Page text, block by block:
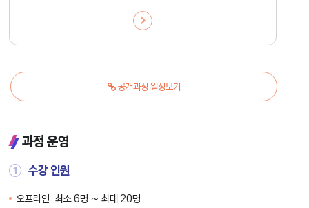
공개과정 일정보기
과정 운영
① 수강 인원
오프라인: 최소 6명 ~ 최대 20명